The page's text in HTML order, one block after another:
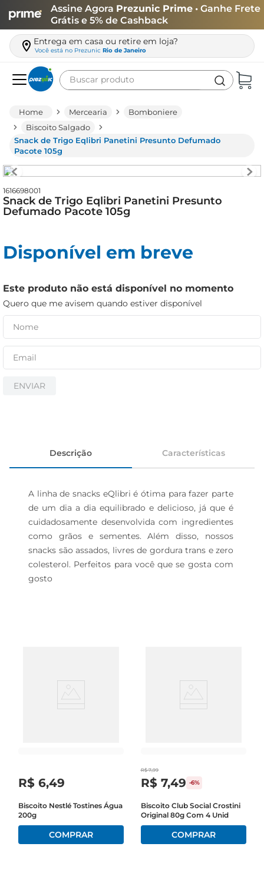
Assine Agora Prezunic Prime • Ganhe Frete
Grátis e 5% de Cashback
Entrega em casa ou retire em loja?
Você está no Prezunic Rio de Janeiro
Buscar produto
Mercearia
Bomboniere
Biscoito Salgado
Snack de Trigo Eqlibri Panetini Presunto Defumado
Pacote 105g
1616698001
Snack de Trigo Eqlibri Panetini Presunto
Defumado Pacote 105g
Disponível em breve
Este produto não está disponível no momento
Quero que me avisem quando estiver disponível
ENVIAR
Descrição Características
A linha de snacks eQlibri é ótima para fazer parte
de um dia a dia equilibrado e delicioso, já que é
cuidadosamente desenvolvida com ingredientes
como grãos e sementes. Além disso, nossos
snacks são assados, livres de gordura trans e zero
colesterol. Perfeitos para você que se gosta com
gosto
R$ 6,49
Biscoito Nestlé Tostines Água
200g
R$ 7,99
R$ 7,49 -6%
Biscoito Club Social Crostini
Original 80g Com 4 Unid
leite
biscoito
iogurte
papel higiênico
cerveja